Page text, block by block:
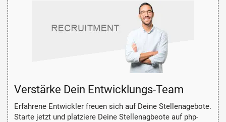
Verstärke Dein Entwicklungs-Team
Erfahrene Entwickler freuen sich auf Deine Stellenagebote.
Starte jetzt und platziere Deine Stellenagbeote auf php-